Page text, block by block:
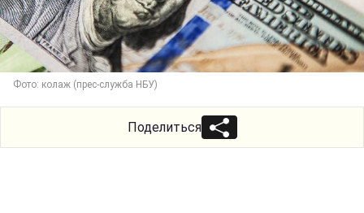
Фото: колаж (прес-служба НБУ)
Поделиться